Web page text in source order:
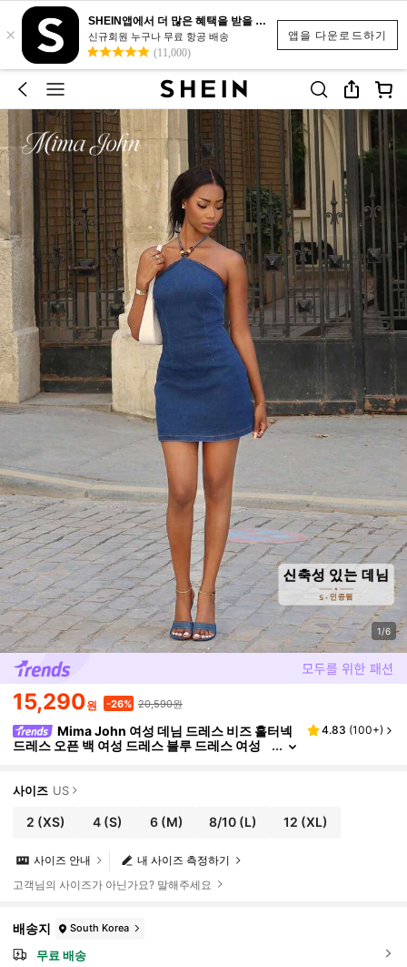
앱을 다운로드하기
×
SHEIN앱에서 더 많은 혜택을 받을 수 있어요.
신규회원 누구나 무료 항공 배송
(11,000)
1/6
15,290원 -26% 20,590원
Mima John 여성 데님 드레스 비즈 홀터넥
드레스 오픈 백 여성 드레스 블루 드레스 여성
성 의상 스트리트웨어 여성 데님 의상, 올드 머니, 비
4.83 (100+)
사이즈 US
2 (XS) 4(S) 6(M) 8/10 (L) 12 (XL)
내 사이즈 측정하기
사이즈 안내
고객님의 사이즈가 아닌가요? 말해주세요
배송지 South Korea
무료 배송